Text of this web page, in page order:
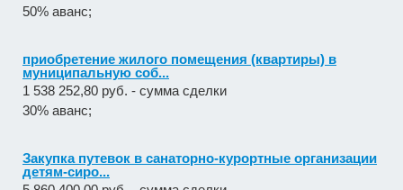
50% аванс;
приобретение жилого помещения (квартиры) в
муниципальную соб...
1 538 252,80 руб. - сумма сделки
30% аванс;
Закупка путевок в санаторно-курортные организации
детям-сиро...